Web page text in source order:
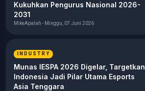
Kukuhkan Pengurus Nasional 2026-
2031
MikeApalah - Minggu, 07 Juni 2026
INDUSTRY
Munas IESPA 2026 Digelar, Targetkan
Indonesia Jadi Pilar Utama Esports
Asia Tenggara